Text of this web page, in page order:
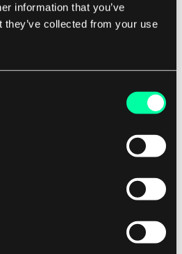
information that you’ve
they’ve collected from your use
en Casestudie Som
Som Matlaging
litt av en strekk, vil du si? La meg
mer detaljert for å vise hva